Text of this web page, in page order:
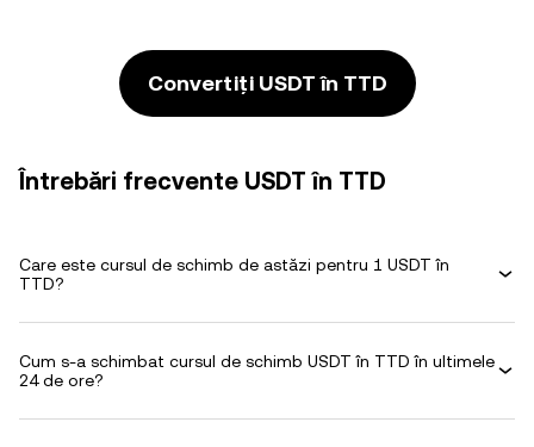
Convertiți USDT în TTD
Întrebări frecvente USDT în TTD
Care este cursul de schimb de astăzi pentru 1 USDT în
TTD?
Cum s-a schimbat cursul de schimb USDT în TTD în ultimele
24 de ore?